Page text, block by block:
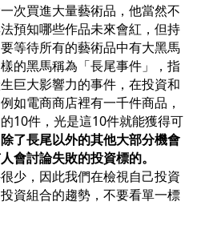
次買進大量藝術品，他當然不
預知哪些作品未來會紅，但持
等待所有的藝術品中有大黑馬
的黑馬稱為「長尾事件」，指
巨大影響力的事件，在投資和
如電商商店裡有一千件商品，
10件，光是這10件就能獲得可
除了長尾以外的其他大部分機會
會討論失敗的投資標的。
少，因此我們在檢視自己投資
資組合的趨勢，不要看單一標